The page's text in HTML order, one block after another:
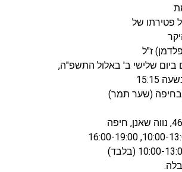
פטירתו של
ז"ל
ביום שלישי ב' באלול התשפ"ה,
בחיפה (שער תמר)